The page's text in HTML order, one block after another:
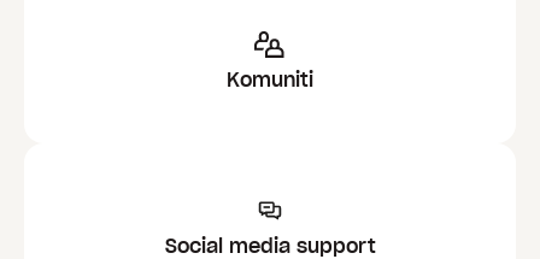
Komuniti
Social media support